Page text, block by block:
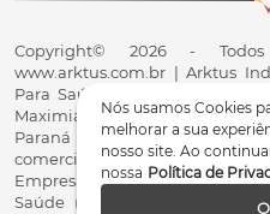
Nós usamos Cookies
melhorar a sua
nosso site. Ao
nossa Política de
Copyright© 2026 -
www.arktus.com.br | Arktus
Para Saúde Ltda | CNPJ:
Maximiano, 107, Parque
Paraná - CEP 85825-900 -
comercial@arktus.com.br |
Empresa - AFE/ANVISA -
Saúde (Correlatos): 8.02.844-5